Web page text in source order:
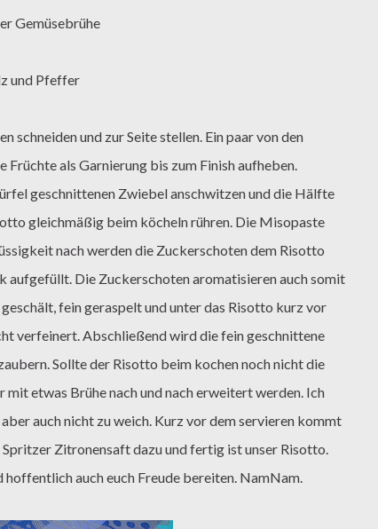
Gemüsebrühe
und Pfeffer
als Garnierung bis zum Finish aufheben.
gleichmäßig beim köcheln rühren. Die Misopaste
nach werden die Zuckerschoten dem Risotto
aufgefüllt. Die Zuckerschoten aromatisieren auch somit
fein geraspelt und unter das Risotto kurz vor
verfeinert. Abschließend wird die fein geschnittene
Sollte der Risotto beim kochen noch nicht die
mit etwas Brühe nach und nach erweitert werden. Ich
auch nicht zu weich. Kurz vor dem servieren kommt
Zitronensaft dazu und fertig ist unser Risotto.
hoffentlich auch euch Freude bereiten. NamNam.